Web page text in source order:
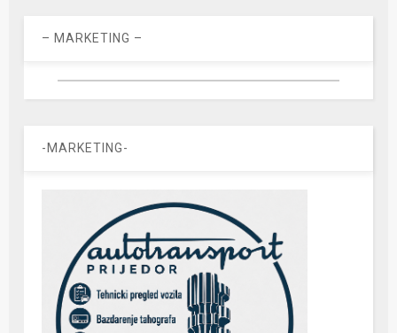
– MARKETING –
-MARKETING-